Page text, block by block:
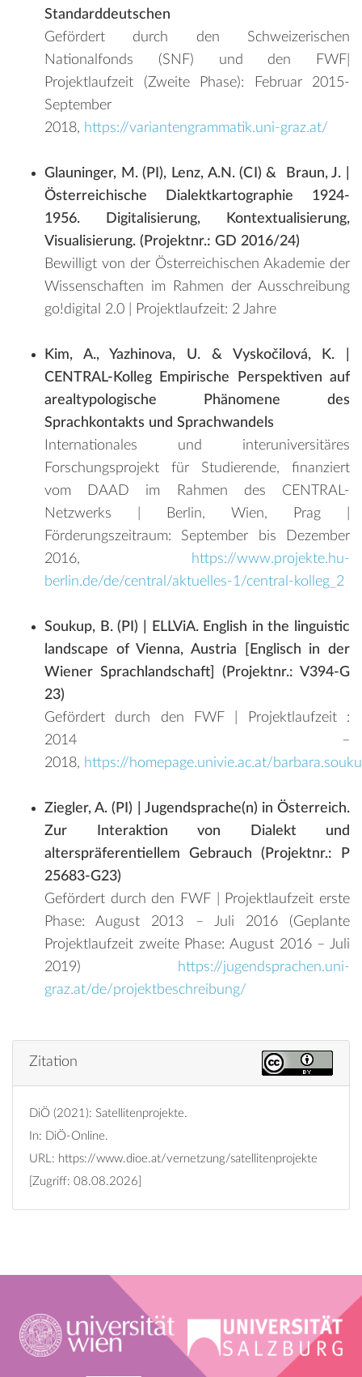
Standarddeutschen
Gefördert durch den Schweizerischen
Nationalfonds (SNF) und den FWF|
Projektlaufzeit (Zweite Phase): Februar 2015-
September
2018, https://variantengrammatik.uni-graz.at/
Glauninger, M. (PI), Lenz, A.N. (CI) & Braun, J. |
Österreichische Dialektkartographie 1924-
1956. Digitalisierung, Kontextualisierung,
Visualisierung. (Projektnr.: GD 2016/24)
Bewilligt von der Österreichischen Akademie der
Wissenschaften im Rahmen der Ausschreibung
go!digital 2.0 | Projektlaufzeit: 2 Jahre
Kim, A., Yazhinova, U. & Vyskočilová, K. |
CENTRAL-Kolleg Empirische Perspektiven auf
arealtypologische Phänomene des
Sprachkontakts und Sprachwandels
Internationales und interuniversitäres
Forschungsprojekt für Studierende, finanziert
vom DAAD im Rahmen des CENTRAL-
Netzwerks | Berlin, Wien, Prag |
Förderungszeitraum: September bis Dezember
2016,
https://www.projekte.hu-
berlin.de/de/central/aktuelles-1/central-kolleg_2
Soukup, B. (PI) | ELLViA. English in the linguistic
landscape of Vienna, Austria [Englisch in der
Wiener Sprachlandschaft] (Projektnr.: V394-G
23)
Gefördert durch den FWF | Projektlaufzeit :
2014 –
2018, https://homepage.univie.ac.at/
Ziegler, A. (PI) | Jugendsprache(n) in Österreich.
Zur Interaktion von Dialekt und
alterspräferentiellem Gebrauch (Projektnr.: P
25683-G23)
Gefördert durch den FWF | Projektlaufzeit erste
Phase: August 2013 – Juli 2016 (Geplante
Projektlaufzeit zweite Phase: August 2016 – Juli
2019)
https://jugendsprachen.uni-
graz.at/de/projektbeschreibung/
Zitation
DiÖ (2021): Satellitenprojekte.
In: DiÖ-Online.
URL: https://www.dioe.at/vernetzung/satellitenprojekte
[Zugriff: 08.08.2026]